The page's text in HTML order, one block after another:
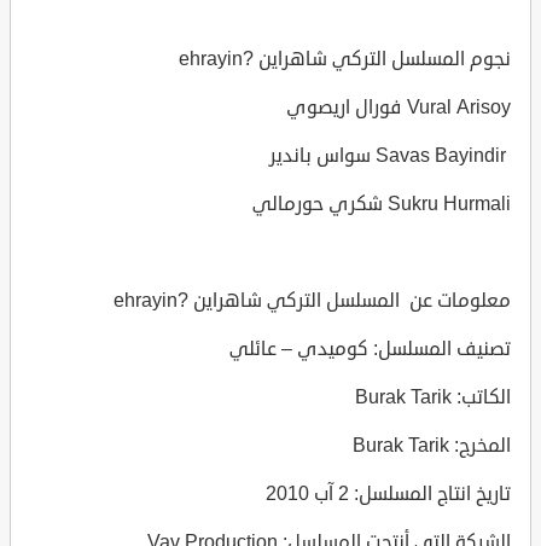
نجوم المسلسل التركي شاهراين ?ehrayin
Vural Arisoy فورال اريصوي
Sukru Hurmali شكري حورمالي
معلومات عن المسلسل التركي شاهراين ?ehrayin
تصنيف المسلسل: كوميدي – عائلي
الكاتب: Burak Tarik
المخرج: Burak Tarik
تاريخ انتاج المسلسل: 2 آب 2010